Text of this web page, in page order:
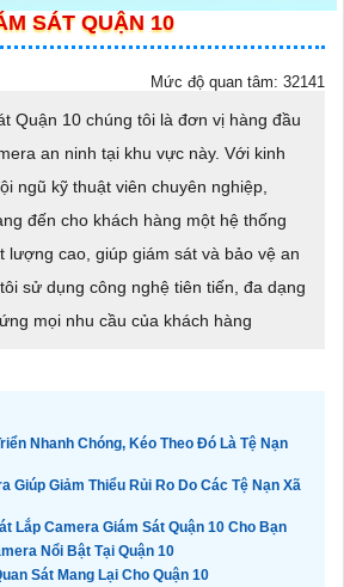
SÁT QUẬN 10
Mức độ quan tâm: 32141
Quận 10 chúng tôi là đơn vị hàng đầu
an ninh tại khu vực này. Với kinh
ngũ kỹ thuật viên chuyên nghiệp,
đến cho khách hàng một hệ thống
lượng cao, giúp giám sát và bảo vệ an
sử dụng công nghệ tiên tiến, đa dạng
mọi nhu cầu của khách hàng
Nhanh Chóng, Kéo Theo Đó Là Tệ Nạn
Giúp Giảm Thiểu Rủi Ro Do Các Tệ Nạn Xã
Lắp Camera Giám Sát Quận 10 Cho Bạn
Nổi Bật Tại Quận 10
Sát Mang Lại Cho Quận 10